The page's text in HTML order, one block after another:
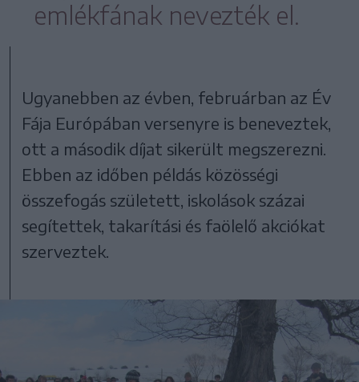
emlékfának nevezték el.
Ugyanebben az évben, februárban az Év
Fája Európában versenyre is beneveztek,
ott a második díjat sikerült megszerezni.
Ebben az időben példás közösségi
összefogás született, iskolások százai
segítettek, takarítási és faölelő akciókat
szerveztek.